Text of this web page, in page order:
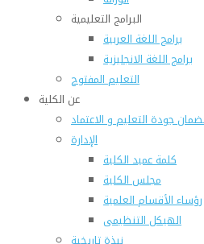
البرامج التعليمية
برامج اللغة العربية
برامج اللغة الانجليزية
التعليم المفتوح
عن الكلية
جودة التعليم و الاعتماد
الإدارة
كلمة عميد الكلية
مجلس الكلية
رؤساء الأقسام العلمية
الهيكل التنظيمى